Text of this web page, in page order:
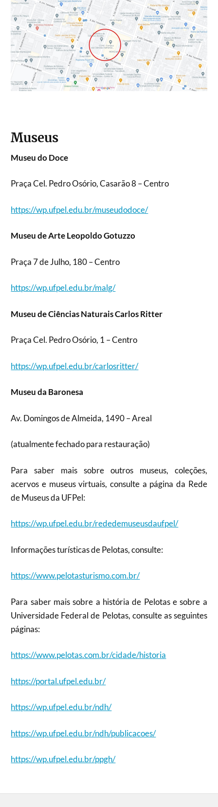
Museus
Museu do Doce
Praça Cel. Pedro Osório, Casarão 8 – Centro
https://wp.ufpel.edu.br/museudodoce/
Museu de Arte Leopoldo Gotuzzo
Praça 7 de Julho, 180 – Centro
https://wp.ufpel.edu.br/malg/
Museu de Ciências Naturais Carlos Ritter
Praça Cel. Pedro Osório, 1 – Centro
https://wp.ufpel.edu.br/carlosritter/
Museu da Baronesa
Av. Domingos de Almeida, 1490 – Areal
(atualmente fechado para restauração)
Para saber mais sobre outros museus, coleções,
acervos e museus virtuais, consulte a página da Rede
de Museus da UFPel:
https://wp.ufpel.edu.br/rededemuseusdaufpel/
Informações turísticas de Pelotas, consulte:
https://www.pelotasturismo.com.br/
Para saber mais sobre a história de Pelotas e sobre a
Universidade Federal de Pelotas, consulte as seguintes
páginas:
https://www.pelotas.com.br/cidade/historia
https://portal.ufpel.edu.br/
https://wp.ufpel.edu.br/ndh/
https://wp.ufpel.edu.br/ndh/publicacoes/
https://wp.ufpel.edu.br/ppgh/